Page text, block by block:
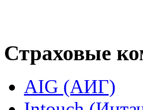
Страховые
AIG (АИГ)